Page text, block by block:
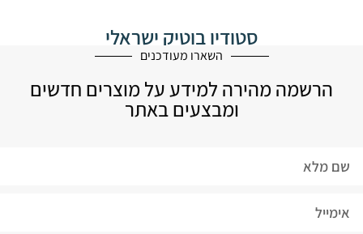
סטודיו בוטיק ישראלי
לעיצוב הבית
השארו מעודכנים
הרשמה מהירה למידע על מוצרים חדשים
ומבצעים באתר